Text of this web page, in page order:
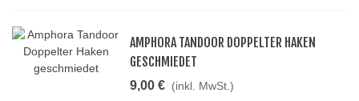
AMPHORA TANDOOR DOPPELTER HAKEN
GESCHMIEDET
9,00 € (inkl. MwSt.)